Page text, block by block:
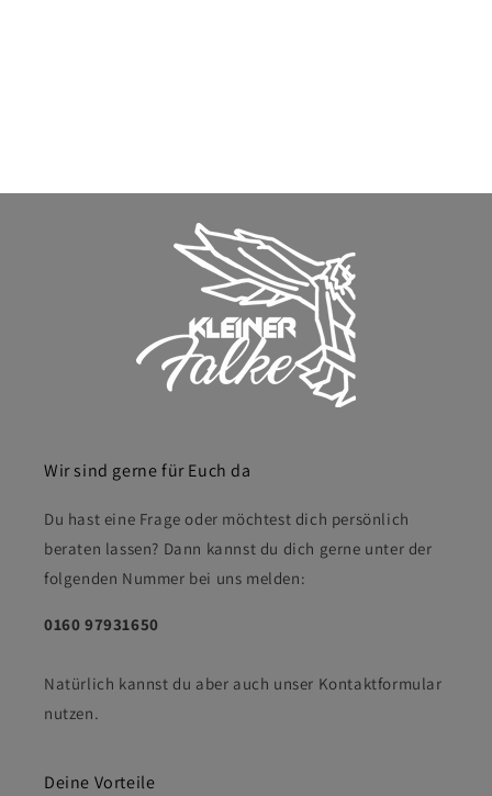
Wir sind gerne für Euch da
Du hast eine Frage oder möchtest dich persönlich
beraten lassen? Dann kannst du dich gerne unter der
folgenden Nummer bei uns melden:
0160 97931650
Natürlich kannst du aber auch unser Kontaktformular
nutzen.
Deine Vorteile